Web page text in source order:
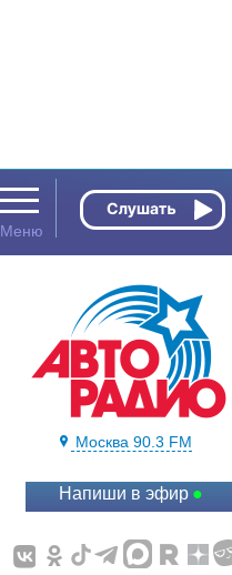
Москва 90.3 FM
Напиши в эфир